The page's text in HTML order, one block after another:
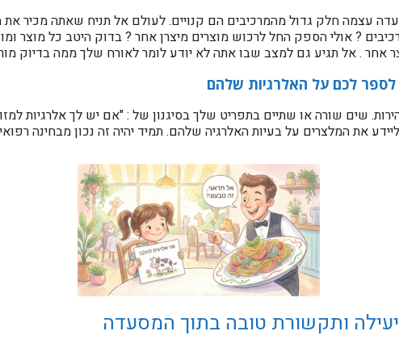
עצמה חלק גדול מהמרכיבים הם קנויים. לעולם אל תניח שאתה מכיר
? אולי הספק החל לרכוש מוצרים מיצרן אחר ? בדוק היטב כל מוצר
אחר . אל תגיע גם למצב שבו אתה לא יודע לומר לאורח שלך ממה בדיוק
שים שורה או שתיים בתפריט שלך בסיגנון של : "אם יש לך אלרגיות
את ה​​מלצרים על בעיות האלרגיה שלהם. תמיד יהיה זה נכון מבחינה